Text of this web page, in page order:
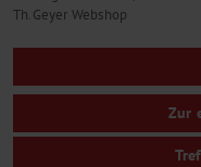
Th.Geyer Webshop
Zur